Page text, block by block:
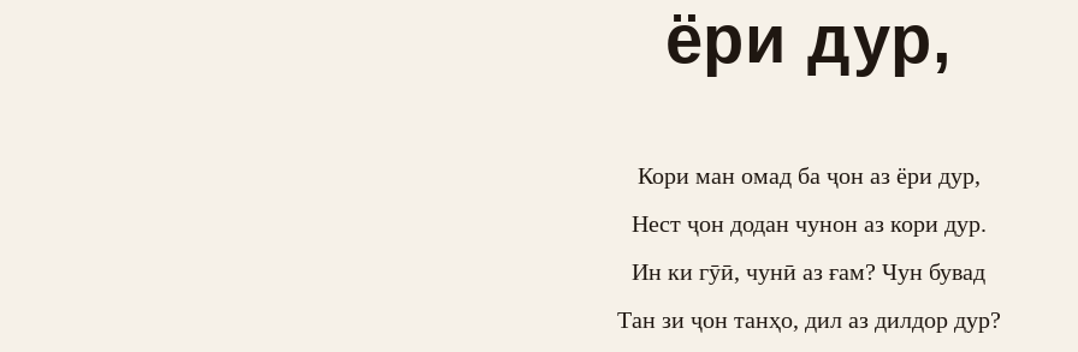
ёри дур,
Кори ман омад ба ҷон аз ёри дур,
Нест ҷон додан чунон аз кори дур.
Ин ки гӯӣ, чунӣ аз ғам? Чун бувад
Тан зи ҷон танҳо, дил аз дилдор дур?